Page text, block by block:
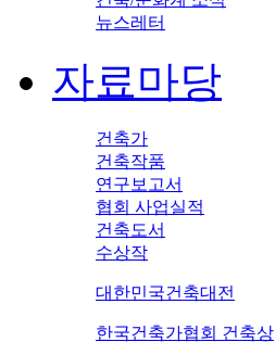
뉴스레터
자료마당
건축가
건축작품
연구보고서
협회 사업실적
건축도서
수상작
대한민국건축대전
한국건축가협회 건축상